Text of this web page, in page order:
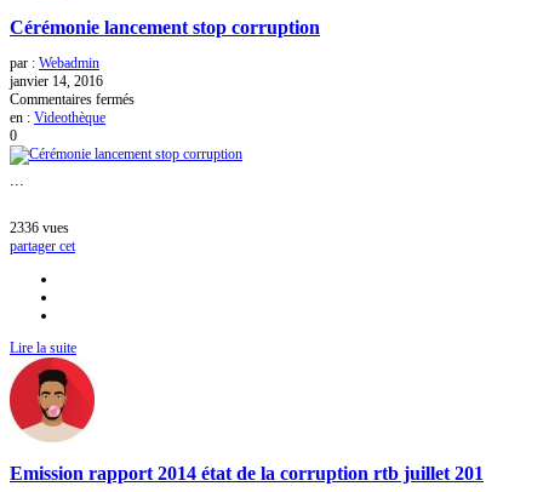
Cérémonie lancement stop corruption
par : Webadmin
janvier 14, 2016
Commentaires ferméssur
stop
en : Videothèque
0
...
2336 vues
partager cet
Lire la suite
Emission rapport 2014 état de la corruption rtb juillet 201